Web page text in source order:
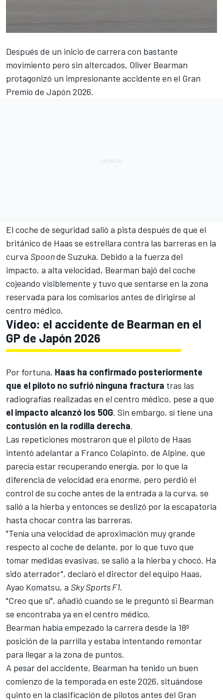
Después de un inicio de carrera con bastante
movimiento pero sin altercados, Oliver Bearman
protagonizó un impresionante accidente en el Gran
Premio de Japón 2026.
El coche de seguridad salió a pista después de que el
británico de Haas se estrellara contra las barreras en la
curva Spoonde Suzuka. Debido a la fuerza del
impacto, a alta velocidad, Bearman bajó del coche
cojeando visiblemente y tuvo que sentarse en la zona
reservada para los comisarios antes de dirigirse al
centro médico.
Vídeo: el accidente de Bearman en el
GP de Japón 2026
Por fortuna, Haas ha confirmado posteriormente
que el piloto no sufrió ninguna fractura tras las
radiografías realizadas en el centro médico, pese a que
el impacto alcanzó los 50G. Sin embargo, sí tiene una
contusión en la rodilla derecha.
Las repeticiones mostraron que el piloto de Haas
intentó adelantar a Franco Colapinto, de Alpine, que
parecía estar recuperando energía, por lo que la
diferencia de velocidad era enorme, pero perdió el
control de su coche antes de la entrada a la curva, se
salió a la hierba y entonces se deslizó por la escapatoria
hasta chocar contra las barreras.
"Tenía una velocidad de aproximación muy grande
respecto al coche de delante, por lo que tuvo que
tomar medidas evasivas, se salió a la hierba y chocó. Ha
sido aterrador", declaró el director del equipo Haas,
Ayao Komatsu, a Sky Sports F1.
"Creo que sí", añadió cuando se le preguntó si Bearman
se encontraba ya en el centro médico.
Bearman había empezado la carrera desde la 18ª
posición de la parrilla y estaba intentando remontar
para llegar a la zona de puntos.
A pesar del accidente, Bearman ha tenido un buen
comienzo de la temporada en este 2026, situándose
quinto en la clasificación de pilotos antes del Gran